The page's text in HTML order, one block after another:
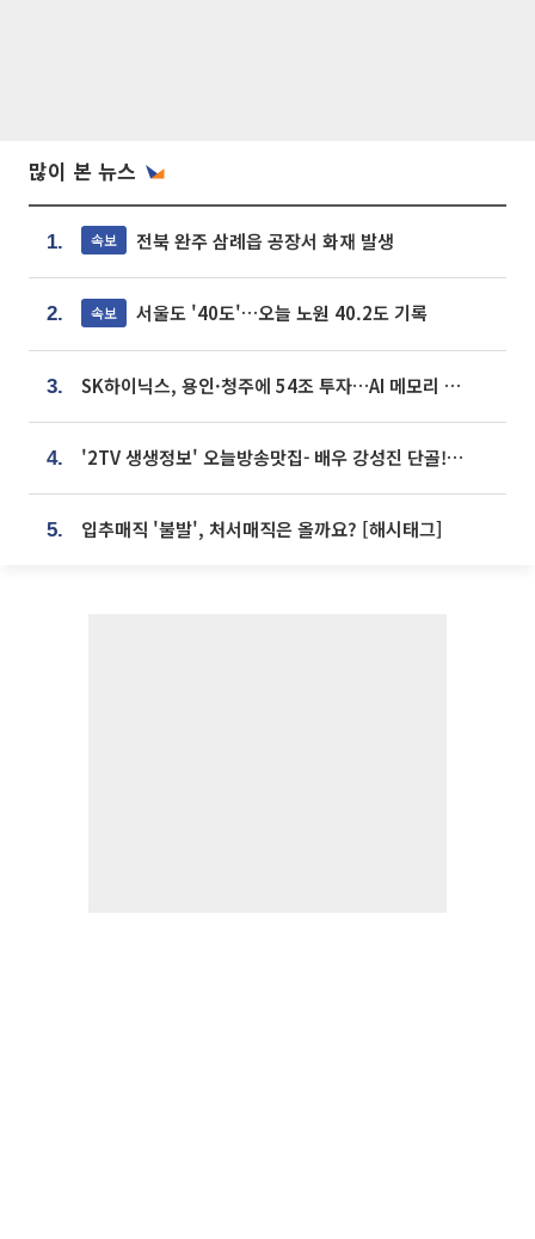
많이 본 뉴스
1. 속보 전북 완주 삼례읍 공장서 화재 발생
2. 속보 서울도 '40도'…오늘 노원 40.2도 기록
3. SK하이닉스, 용인·청주에 54조 투자…AI 메모리 생산기지 키운다
4. '2TV 생생정보' 오늘방송맛집- 배우 강성진 단골! 쌀국수ㆍ푸팟퐁 커리 맛집 '블○○○'
5. 입추매직 '불발', 처서매직은 올까요? [해시태그]